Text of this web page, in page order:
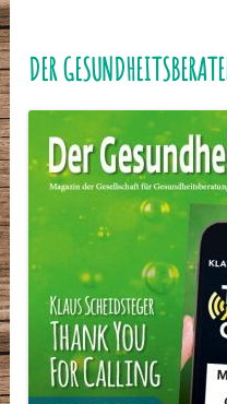
DER